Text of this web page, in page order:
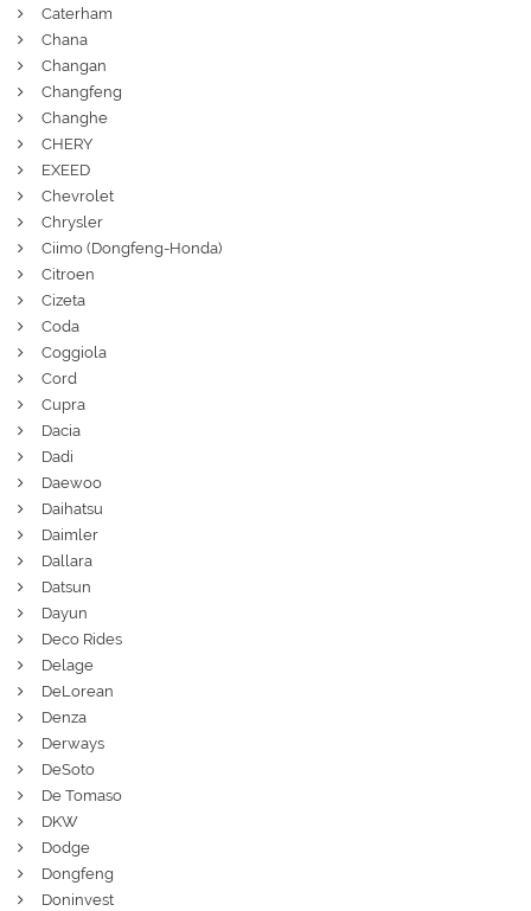
Caterham
Chana
Changan
Changfeng
Changhe
CHERY
EXEED
Chevrolet
Chrysler
Ciimo (Dongfeng-Honda)
Citroen
Cizeta
Coda
Coggiola
Cord
Cupra
Dacia
Dadi
Daewoo
Daihatsu
Daimler
Dallara
Datsun
Dayun
Deco Rides
Delage
DeLorean
Denza
Derways
DeSoto
De Tomaso
DKW
Dodge
Dongfeng
Doninvest